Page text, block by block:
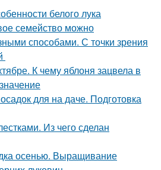
белого лука
семейство можно
способами. С точки зрения
К чему яблоня зацвела в
для на даче. Подготовка
Из чего сделан
осенью. Выращивание